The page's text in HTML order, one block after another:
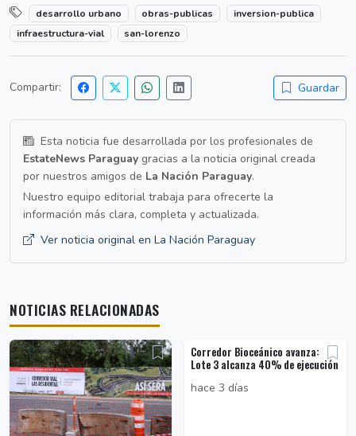
desarrollo urbano obras-publicas
inversion-publica
infraestructura-vial
san-lorenzo
Compartir: Guardar
Esta noticia fue desarrollada por los profesionales de
EstateNews Paraguay gracias a la noticia original creada
por nuestros amigos de La Nación Paraguay.
Nuestro equipo editorial trabaja para ofrecerte la
información más clara, completa y actualizada.
Ver noticia original en La Nación Paraguay
NOTICIAS RELACIONADAS
Corredor Bioceánico avanza:
Lote 3 alcanza 40% de ejecución
hace 3 días